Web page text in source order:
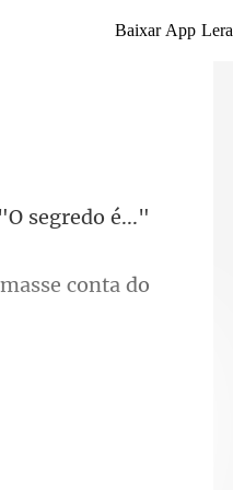
Baixar App Lera